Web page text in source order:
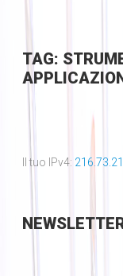
TAG:
Il tuo IPv4: